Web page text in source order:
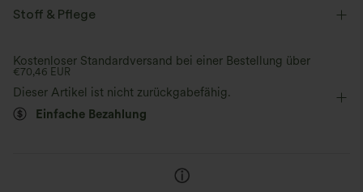
2,5 cm ärmellos
Stoff & Pflege
Kostenloser Standardversand bei einer Bestellung über
€70,46 EUR
Dieser Artikel ist nicht zurückgabefähig.
Einfache Bezahlung